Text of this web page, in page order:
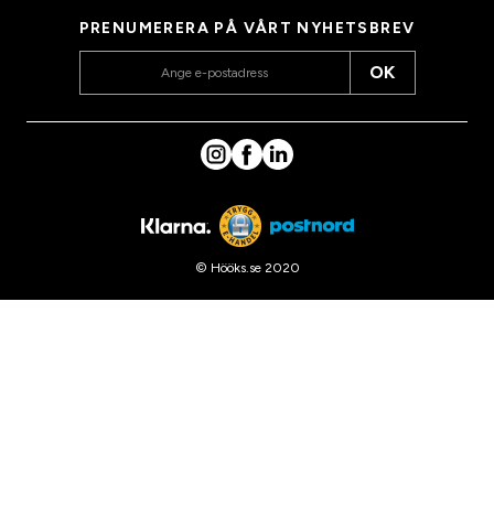
PRENUMERERA PÅ VÅRT NYHETSBREV
OK
© Hööks.se 2020